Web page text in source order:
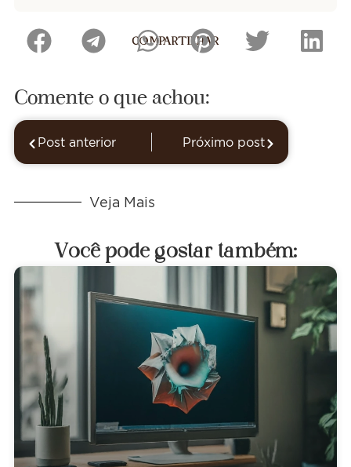
COMPARTILHAR
Comente o que achou:
Post anterior Próximo post
Veja Mais
Você pode gostar também: